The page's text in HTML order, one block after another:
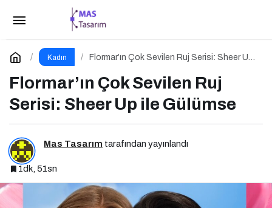
Kadın
Flormar’ın Çok Sevilen Ruj Serisi: Sheer Up
Flormar’ın Çok Sevilen Ruj
Serisi: Sheer Up ile Gülümse
Mas Tasarım tarafından yayınlandı
1dk, 51sn
Flormar’ın Çok Sevilen Ruj Serisi: Sheer Up ile
Gülümse
Yorum Yap